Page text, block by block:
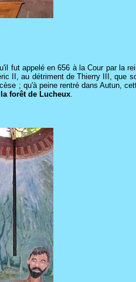
fut appelé en 656 à la Cour par la
II, au détriment de Thierry III, que
; qu'à peine rentré dans Autun,
forêt de Lucheux.